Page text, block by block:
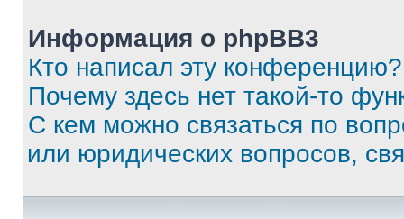
Информация о phpBB3
Кто написал эту конференцию?
Почему здесь нет такой-то
С кем можно связаться по
или юридических вопросов,